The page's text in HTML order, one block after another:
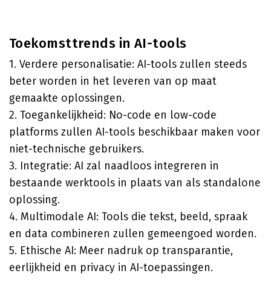
Toekomsttrends in AI-tools
1. Verdere personalisatie: AI-tools zullen steeds
beter worden in het leveren van op maat
gemaakte oplossingen.
2. Toegankelijkheid: No-code en low-code
platforms zullen AI-tools beschikbaar maken voor
niet-technische gebruikers.
3. Integratie: AI zal naadloos integreren in
bestaande werktools in plaats van als standalone
oplossing.
4. Multimodale AI: Tools die tekst, beeld, spraak
en data combineren zullen gemeengoed worden.
5. Ethische AI: Meer nadruk op transparantie,
eerlijkheid en privacy in AI-toepassingen.